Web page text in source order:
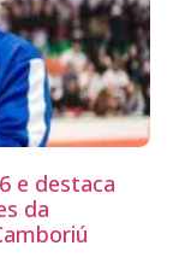
e destaca
da